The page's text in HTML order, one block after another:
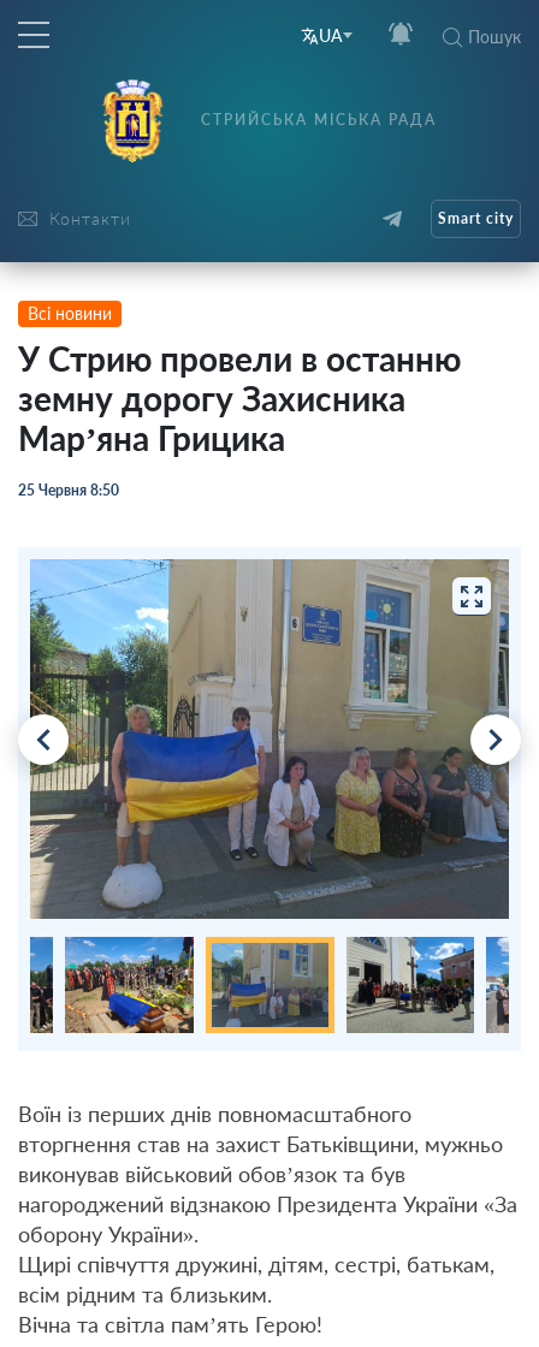
UA Пошук
Контакти
СТРИЙСЬКА МІСЬКА РАДА
Smart city
Всі новини
У Стрию провели в останню
земну дорогу Захисника
Мар’яна Грицика
25 Червня 8:50
Воїн із перших днів повномасштабного
вторгнення став на захист Батьківщини, мужньо
виконував військовий обов’язок та був
нагороджений відзнакою Президента України «За
оборону України».
Щирі співчуття дружині, дітям, сестрі, батькам,
всім рідним та близьким.
Вічна та світла пам’ять Герою!